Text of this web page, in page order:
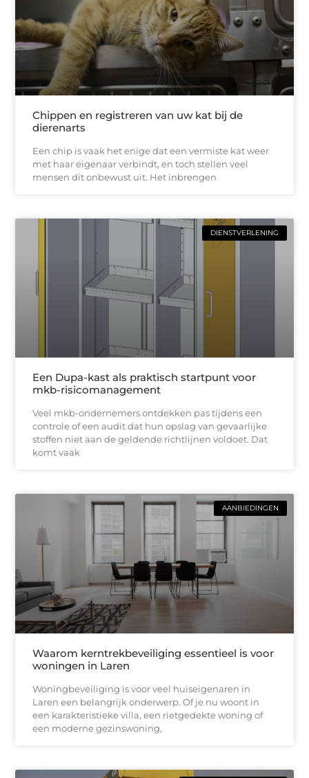
Chippen en registreren van uw kat bij de
dierenarts
Een chip is vaak het enige dat een vermiste kat weer
met haar eigenaar verbindt, en toch stellen veel
mensen dit onbewust uit. Het inbrengen
DIENSTVERLENING
Een Dupa-kast als praktisch startpunt voor
mkb-risicomanagement
Veel mkb-ondernemers ontdekken pas tijdens een
controle of een audit dat hun opslag van gevaarlijke
stoffen niet aan de geldende richtlijnen voldoet. Dat
komt vaak
AANBIEDINGEN
Waarom kerntrekbeveiliging essentieel is voor
woningen in Laren
Woningbeveiliging is voor veel huiseigenaren in
Laren een belangrijk onderwerp. Of je nu woont in
een karakteristieke villa, een rietgedekte woning of
een moderne gezinswoning,